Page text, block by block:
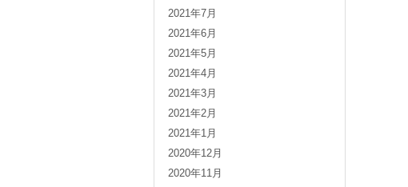
2021年7月
2021年6月
2021年5月
2021年4月
2021年3月
2021年2月
2021年1月
2020年12月
2020年11月